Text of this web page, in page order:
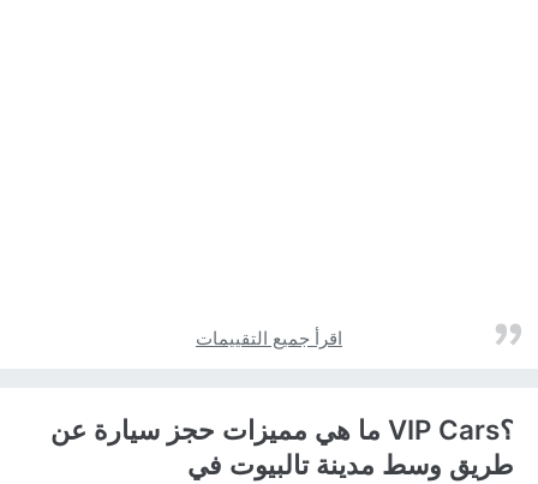
اقرأ جميع التقييمات
؟VIP Cars ما هي مميزات حجز سيارة عن
طريق وسط مدينة تالبيوت في